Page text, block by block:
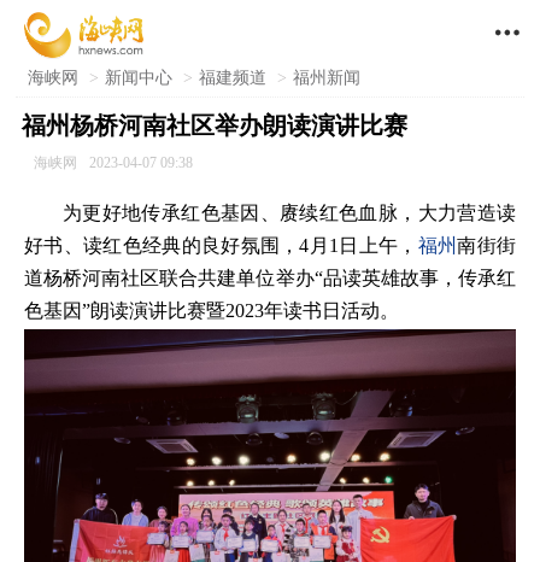

海峡网 > 新闻中心 > 福建频道 > 福州新闻
福州杨桥河南社区举办朗读演讲比赛
海峡网 2023-04-07 09:38
为更好地传承红色基因、赓续红色血脉，大力营造读
好书、读红色经典的良好氛围，4月1日上午， 福州南街街
道杨桥河南社区联合共建单位举办“品读英雄故事，传承红
色基因”朗读演讲比赛暨2023年读书日活动。